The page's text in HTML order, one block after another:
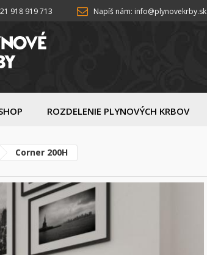
918 919 713 Napíš nám: info@plynovekrby.sk
ROZDELENIE PLYNOVÝCH KRBOV
Corner 200H